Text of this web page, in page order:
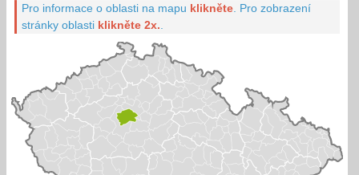
Pro informace o oblasti na mapu klikněte Pro zobrazení
stránky oblasti klikněte 2x.